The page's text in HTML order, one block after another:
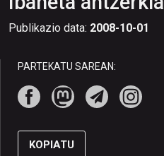
Publikazio data: 2008-10-01
PARTEKATU SAREAN:
KOPIATU